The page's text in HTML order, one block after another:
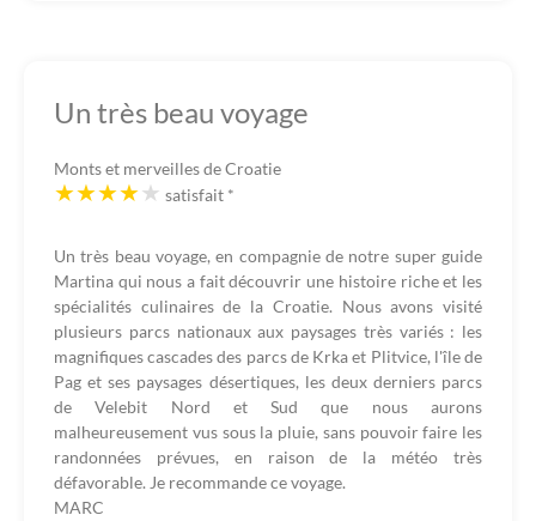
Un très beau voyage
Monts et merveilles de Croatie
satisfait *
Un très beau voyage, en compagnie de notre super guide
Martina qui nous a fait découvrir une histoire riche et les
spécialités culinaires de la Croatie. Nous avons visité
plusieurs parcs nationaux aux paysages très variés : les
magnifiques cascades des parcs de Krka et Plitvice, l'île de
Pag et ses paysages désertiques, les deux derniers parcs
de Velebit Nord et Sud que nous aurons
malheureusement vus sous la pluie, sans pouvoir faire les
randonnées prévues, en raison de la météo très
défavorable. Je recommande ce voyage.
MARC